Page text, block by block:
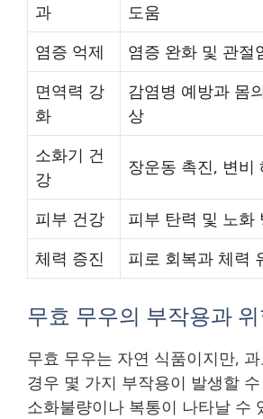
과
도움
염증 억제
염증 완화 및 관절
면역력 강
화
감염병 예방과 몸
상
소화기 건
강
장운동 촉진, 변비
피부 건강
피부 탄력 및 노화
체력 증진
피로 회복과 체력
무효 무우의 부작용과
무효 무우는 자연 식품이지만,
경우 몇 가지 부작용이 발생할
소화불량이나 복통이 나타날 수